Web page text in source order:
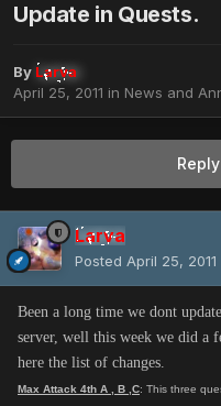
Update in Quests.
By Larva
April 25, 2011 in News and
Larva
Posted April 25, 2011
Been a long time we dont
server, well this week we did a
here the list of changes.
Max Attack 4th A , B ,C: This three